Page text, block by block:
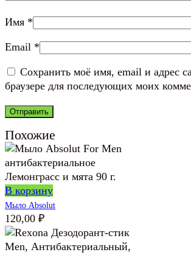
Имя *
Email *
Сохранить моё имя, email и адрес
браузере для последующих моих
Похожие
В корзину
Мыло Absolut
120,00 ₽